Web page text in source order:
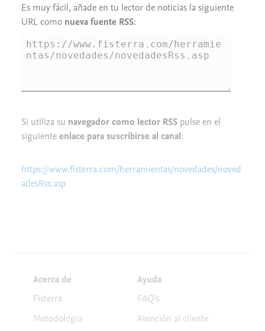
Es muy fácil, añade en tu lector de noticias la siguiente
URL como nueva fuente RSS:
Si utiliza su navegador como lector RSS pulse en el
siguienteenlace para suscribirse al canal:
https://www.fisterra.com/herramientas/novedades/noved
adesRss.asp
Acerca de
Fisterra
Metodología
Ayuda
FAQ's
Atención al cliente